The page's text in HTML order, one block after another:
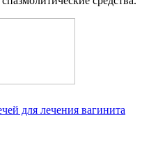
для лечения вагинита